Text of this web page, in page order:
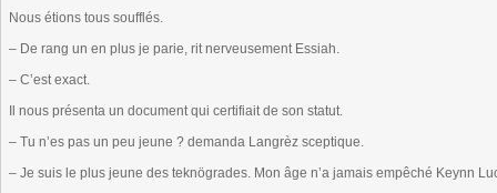
Nous étions tous soufflés.
– De rang un en plus je parie, rit nerveusement Essiah.
– C’est exact.
Il nous présenta un document qui certifiait de son statut.
– Tu n’es pas un peu jeune ? demanda Langrèz sceptique.
– Je suis le plus jeune des teknögrades. Mon âge n’a jamais empêché Keynn